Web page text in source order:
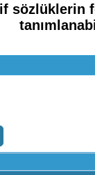
sözlüklerin